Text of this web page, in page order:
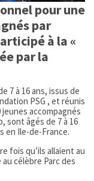
pour une
par
à la «
par la
7 à 16 ans, issus de
PSG , et réunis
accompagnés
sont âgés de 7 à 16
en Ile-de-France.
fois qu’ils allaient au
célèbre Parc des